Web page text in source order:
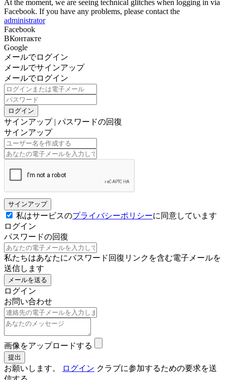
At the moment, we are seeing technical glitches when logging in via
Facebook. If you have any problems, please contact the
administrator
Facebook
ВКонтакте
Google
メールでログイン
メールでサインアップ
メールでログイン
ログイン
サインアップ| パスワードの回復
サインアップ
サインアップ
私はサービスのプライバシーポリシーに同意しています
ログイン
パスワードの回復
私たちはあなたにパスワード回復リンクを含む電子メールを
送信します
メールを送る
ログイン
お問い合わせ
画像をアップロードする
お願いします。 ログイン クラブに参加するための要求を送